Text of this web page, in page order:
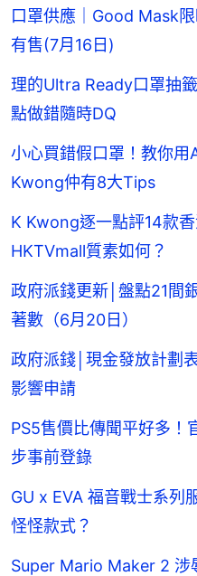
口罩供應｜Good Mask
有售(7月16日)
理的Ultra Ready口罩抽
點做錯隨時DQ
小心買錯假口罩！教你
Kwong仲有8大Tips
K Kwong逐一點評14款
HKTVmall質素如何？
政府派錢更新│盤點21間
著數（6月20日）
政府派錢│現金發放計劃
影響申請
PS5售價比傳聞平好多
步事前登錄
GU x EVA 福音戰士系列
怪怪款式？
Super Mario Maker 2